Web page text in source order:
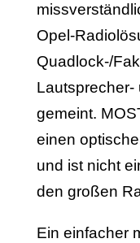
Opel-
Quadlock-/
Lautsprecher-
gemeint.
einen
und ist nicht
den großen
Ein einfacher